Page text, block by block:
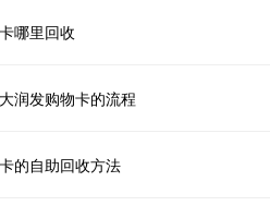
哪里回收
润发购物卡的流程
的自助回收方法